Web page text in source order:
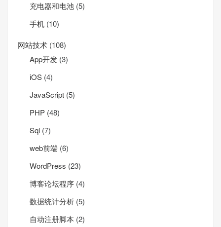
充电器和电池 (5)
手机 (10)
网站技术 (108)
App开发 (3)
iOS (4)
JavaScript (5)
PHP (48)
Sql (7)
web前端 (6)
WordPress (23)
博客论坛程序 (4)
数据统计分析 (5)
自动注册脚本 (2)